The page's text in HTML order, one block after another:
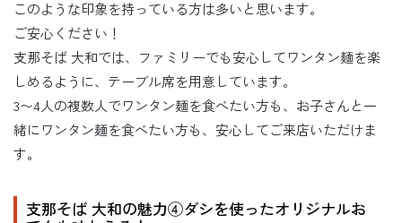
このような印象を持っている方は多いと思います。
ご安心ください！
支那そば 大和では、ファミリーでも安心してワンタン麺を楽
しめるように、テーブル席を用意しています。
3〜4人の複数人でワンタン麺を食べたい方も、お子さんと一
緒にワンタン麺を食べたい方も、安心してご来店いただけま
す。
支那そば 大和の魅力④ダシを使ったオリジナルお